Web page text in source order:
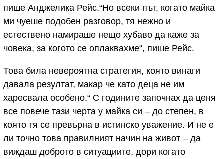
пише Анджелика Рейс.“Но всеки път, когато майка
ми чуеше подобен разговор, тя нежно и
естествено намираше нещо хубаво да каже за
човека, за когото се оплаквахме“, пише Рейс.
Това била невероятна стратегия, която винаги
давала резултат, макар че като деца не им
харесвала особено.“ С годините започнах да ценя
все повече тази черта у майка си – до степен, в
която тя се превърна в истинско уважение. И не е
ли точно това правилният начин на живот – да
виждаш доброто в ситуациите, дори когато